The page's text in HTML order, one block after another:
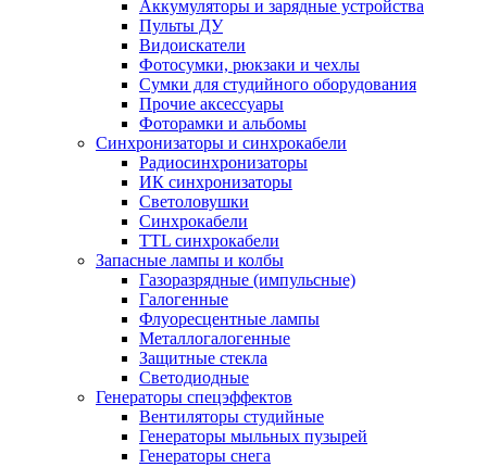
Аккумуляторы и зарядные устройства
Пульты ДУ
Видоискатели
Фотосумки, рюкзаки и чехлы
Сумки для студийного оборудования
Прочие аксессуары
Фоторамки и альбомы
Синхронизаторы и синхрокабели
Радиосинхронизаторы
ИК синхронизаторы
Светоловушки
Синхрокабели
TTL синхрокабели
Запасные лампы и колбы
Газоразрядные (импульсные)
Галогенные
Флуоресцентные лампы
Металлогалогенные
Защитные стекла
Светодиодные
Генераторы спецэффектов
Вентиляторы студийные
Генераторы мыльных пузырей
Генераторы снега